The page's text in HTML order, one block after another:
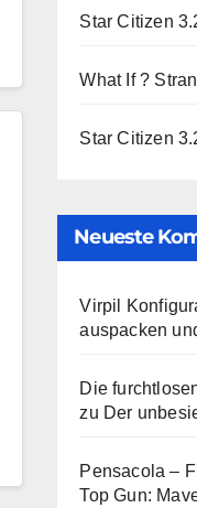
Star Citizen
What If ?
Star Citizen
Neueste
Virpil
auspacken
Die
zu Der
Pensacola –
Top Gun: